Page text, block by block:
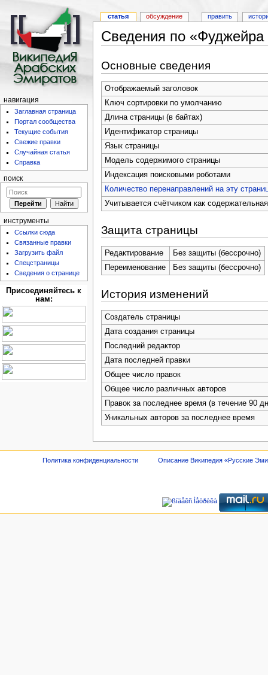
Сведения по «Фуджейра
Основные сведения
Отображаемый заголовок
Ключ сортировки по умолчанию
Длина страницы (в байтах)
Идентификатор страницы
Язык страницы
Модель содержимого страницы
Индексация поисковыми роботами
Количество перенаправлений на эту
Учитывается счётчиком как
Защита страницы
Редактирование
Без защиты (бессрочно)
Переименование
Без защиты (бессрочно)
История изменений
Создатель страницы
Дата создания страницы
Последний редактор
Дата последней правки
Общее число правок
Общее число различных авторов
Правок за последнее время (в течение 90
Уникальных авторов за последнее время
статья обсуждение править
навигация
Заглавная страница
Портал сообщества
Текущие события
Свежие правки
Случайная статья
Справка
поиск
инструменты
Ссылки сюда
Связанные правки
Загрузить файл
Спецстраницы
Сведения о странице
Присоединяйтесь к
нам:
Политика конфиденциальности Описание Википедия «Русские